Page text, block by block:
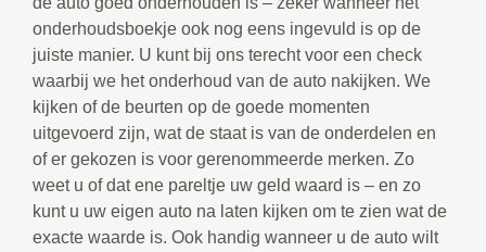
onderhoudsboekje ook nog eens ingevuld is op de
juiste manier. U kunt bij ons terecht voor een check
waarbij we het onderhoud van de auto nakijken. We
kijken of de beurten op de goede momenten
uitgevoerd zijn, wat de staat is van de onderdelen en
of er gekozen is voor gerenommeerde merken. Zo
weet u of dat ene pareltje uw geld waard is – en zo
kunt u uw eigen auto na laten kijken om te zien wat de
exacte waarde is. Ook handig wanneer u de auto wilt